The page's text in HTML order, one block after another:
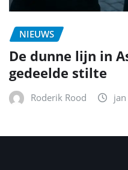
NIEUWS
De dunne lijn in
gedeelde stilte
Roderik Rood